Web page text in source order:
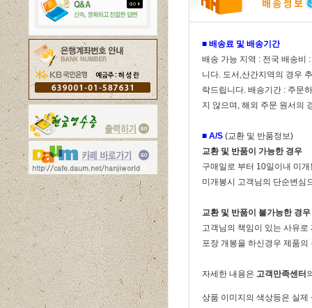
■ 배송료 및 배송기간
배송 가능 지역 : 전국 배송비
니다. 도서,산간지역의 경우
락드립니다. 배송기간 : 주문
지 않으며, 해외 주문 원서의
■ A/S (교환 및 반품정보)
교환 및 반품이 가능한 경우
구매일로 부터 10일이내 미
미개봉시 고객님의 단순변심
교환 및 반품이 불가능한 경우
고객님의 책임이 있는 사유로
포장 개봉을 하신경우 제품
자세한 내용은 고객만족센터
상품 이미지의 색상등은 실